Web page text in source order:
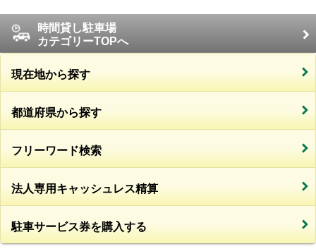
時間貸し駐車場
カテゴリーTOPへ
現在地から探す
都道府県から探す
フリーワード検索
法人専用キャッシュレス精算
駐車サービス券を購入する